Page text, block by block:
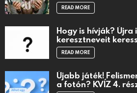
READ MORE
Hogy is hívják?
keresztneveit
READ MORE
Újabb játék!
a fotón? KVÍZ 4.